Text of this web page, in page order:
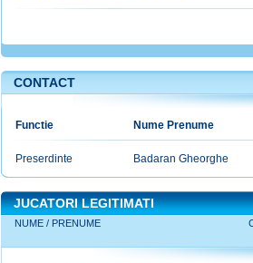
CONTACT
DIRECT
Functie Nume Prenume
Preserdinte Badaran Gheorghe
JUCATORI LEGITIMATI
NUME / PRENUME